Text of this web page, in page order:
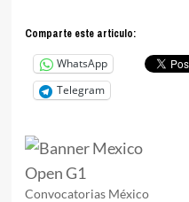
Comparte este articulo:
WhatsApp
Telegram
Convocatorias México